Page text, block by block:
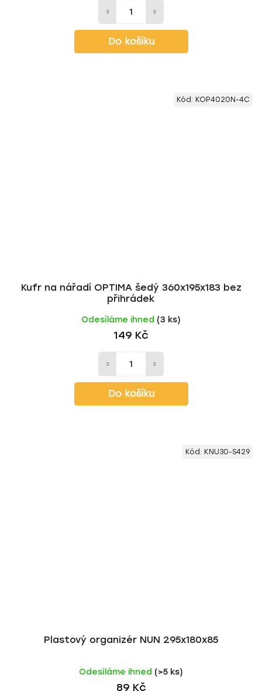
Do košíku
Kufr na nářadí OPTIMA šedý 360x195x183 bez
přihrádek
Odesíláme ihned (3 ks)
149 Kč
Do košíku
Kód: KOP4020N-4C
Plastový organizér NUN 295x180x85
Odesíláme ihned (>5 ks)
89 Kč
Kód: KNU30-S429